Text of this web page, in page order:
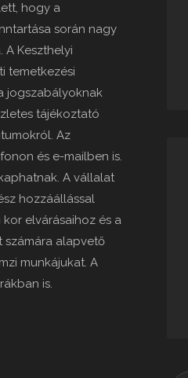
hogy a
során nagy
Keszthelyi
temetkezési
jogszabályoknak
tájékoztató
Az
és e-mailben is.
A vállalat
hozzáállással
elvárásaihoz és a
számára alapvető
munkájukat. A
is.